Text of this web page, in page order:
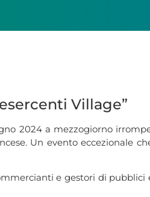
Village”
2024 a mezzogiorno
Un evento eccezionale
e gestori di pubblici